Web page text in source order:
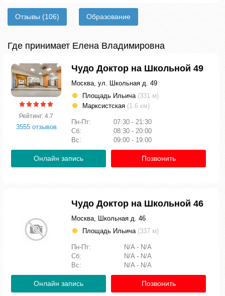
Отзывы (106) Образование
Где принимает Елена Владимировна
Рейтинг: 4.7
3555 отзывов
Чудо Доктор на Школьной 49
Москва, ул. Школьная д. 49
Площадь Ильича (331 м)
Марксистская (1.6 км)
Пн-Пт:
07:30 - 21:30
Сб:
08:30 - 20:00
Вс:
09:00 - 19:00
Онлайн запись Позвонить
Чудо Доктор на Школьной 46
Москва, Школьная д. 46
Площадь Ильича (337 м)
Пн-Пт:
N/A - N/A
Сб:
N/A - N/A
Вс:
N/A - N/A
Онлайн запись Позвонить